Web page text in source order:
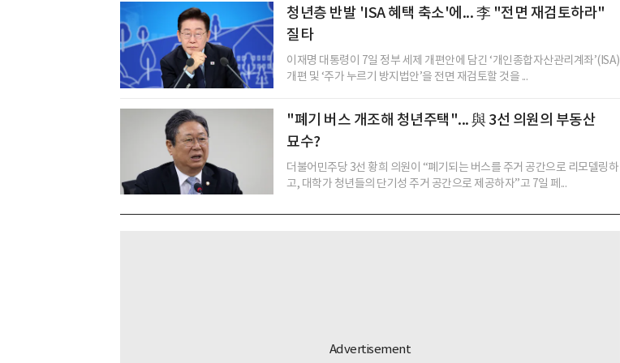
청년층 반발 'ISA 혜택 축소'에... 李 "전면 재검토하라"
질타
이재명 대통령이 7일 정부 세제 개편안에 담긴 ‘개인종합자산관리계좌’(ISA)
개편 및 ‘주가 누르기 방지법안’을 전면 재검토할 것을 ...
"폐기 버스 개조해 청년주택"... 與 3선 의원의 부동산
묘수?
더불어민주당 3선 황희 의원이 “폐기되는 버스를 주거 공간으로 리모델링하
고, 대학가 청년들의 단기성 주거 공간으로 제공하자”고 7일 페...